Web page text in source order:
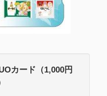
カード（1,000円